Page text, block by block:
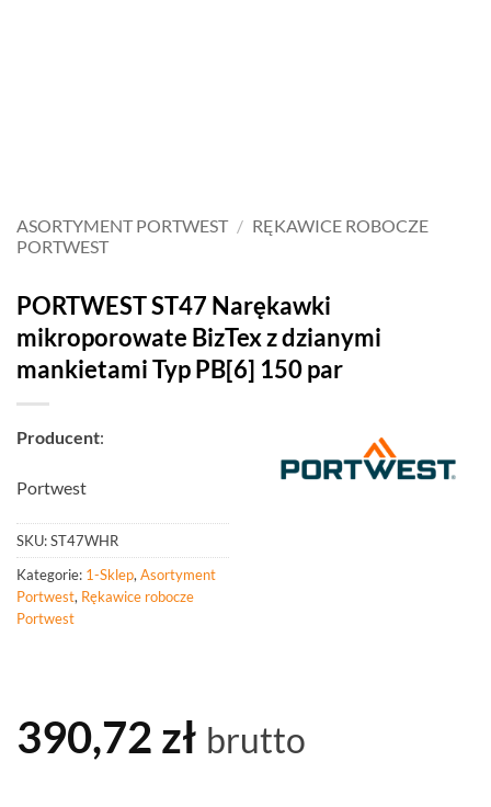
ASORTYMENT PORTWEST / RĘKAWICE ROBOCZE
PORTWEST
PORTWEST ST47 Narękawki
mikroporowate BizTex z dzianymi
mankietami Typ PB[6] 150 par
Producent:
Portwest
SKU:ST47WHR
Kategorie: 1-Sklep,Asortyment
Portwest, Rękawice robocze
Portwest
390,72 zł brutto